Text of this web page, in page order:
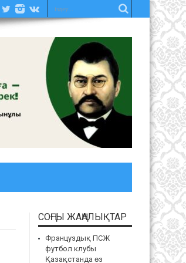
СОҢҒЫ ЖАҢАЛЫҚТАР
Француздық ПСЖ
футбол клубы
Қазақстанда өз